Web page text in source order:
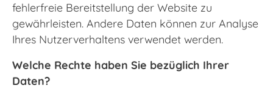
fehlerfreie Bereitstellung der Website zu
gewährleisten. Andere Daten können zur Analyse
Ihres Nutzerverhaltens verwendet werden.
Welche Rechte haben Sie bezüglich Ihrer
Daten?